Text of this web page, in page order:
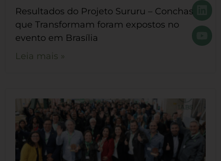
Resultados do Projeto Sururu – Conchas
que Transformam foram expostos no
evento em Brasília
Leia mais »